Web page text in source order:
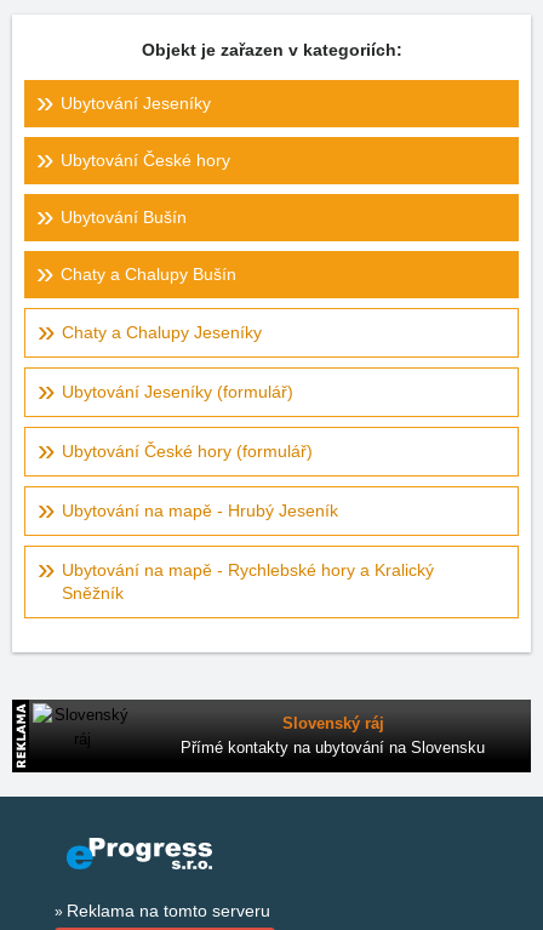
Objekt je zařazen v kategoriích:
Ubytování Jeseníky
Ubytování České hory
Ubytování Bušín
Chaty a Chalupy Bušín
Chaty a Chalupy Jeseníky
Ubytování Jeseníky (formulář)
Ubytování České hory (formulář)
Ubytování na mapě - Hrubý Jeseník
Ubytování na mapě - Rychlebské hory a Kralický
Sněžník
Slovenský ráj
Přímé kontakty na ubytování na Slovensku
Reklama na tomto serveru